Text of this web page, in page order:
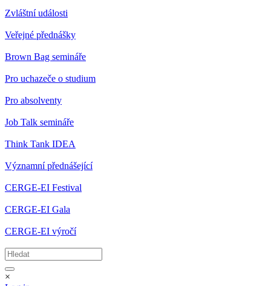
Zvláštní události
Veřejné přednášky
Brown Bag semináře
Pro uchazeče o studium
Pro absolventy
Job Talk semináře
Think Tank IDEA
Významní přednášející
CERGE-EI Festival
CERGE-EI Gala
CERGE-EI výročí
×